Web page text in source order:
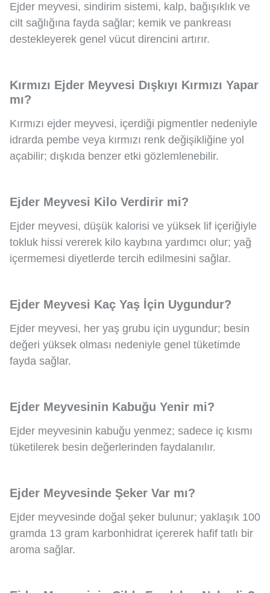
Ejder meyvesi, sindirim sistemi, kalp, bağışıklık ve
cilt sağlığına fayda sağlar; kemik ve pankreası
destekleyerek genel vücut direncini artırır.
Kırmızı Ejder Meyvesi Dışkıyı Kırmızı Yapar
mı?
Kırmızı ejder meyvesi, içerdiği pigmentler nedeniyle
idrarda pembe veya kırmızı renk değişikliğine yol
açabilir; dışkıda benzer etki gözlemlenebilir.
Ejder Meyvesi Kilo Verdirir mi?
Ejder meyvesi, düşük kalorisi ve yüksek lif içeriğiyle
tokluk hissi vererek kilo kaybına yardımcı olur; yağ
içermemesi diyetlerde tercih edilmesini sağlar.
Ejder Meyvesi Kaç Yaş İçin Uygundur?
Ejder meyvesi, her yaş grubu için uygundur; besin
değeri yüksek olması nedeniyle genel tüketimde
fayda sağlar.
Ejder Meyvesinin Kabuğu Yenir mi?
Ejder meyvesinin kabuğu yenmez; sadece iç kısmı
tüketilerek besin değerlerinden faydalanılır.
Ejder Meyvesinde Şeker Var mı?
Ejder meyvesinde doğal şeker bulunur; yaklaşık 100
gramda 13 gram karbonhidrat içererek hafif tatlı bir
aroma sağlar.